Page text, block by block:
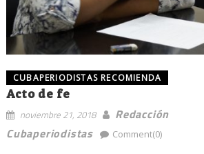
CUBAPERIODISTAS RECOMIENDA
Acto de fe
noviembre 21, 2018
Redacción
Cubaperiodistas
Comment(0)